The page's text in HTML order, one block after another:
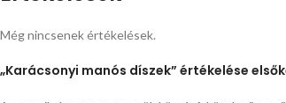
Még nincsenek értékelések.
„Karácsonyi manós díszek” értékelése